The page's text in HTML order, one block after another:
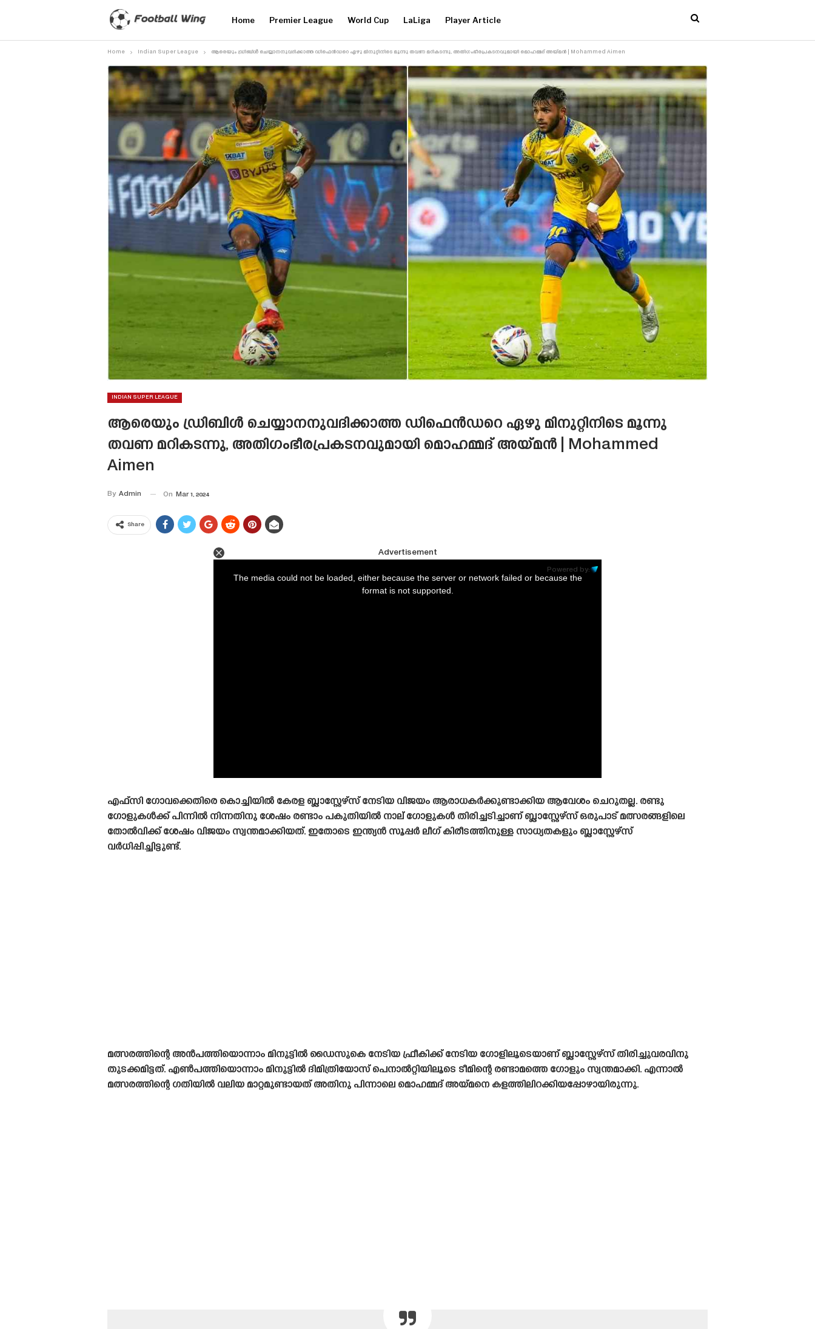
Home Premier League World Cup LaLiga Player Article
Home Indian Super League ആരെയും ഡ്രിബിൾ ചെയ്യാനനുവദിക്കാത്ത ഡിഫെൻഡറെ ഏഴു മിനുറ്റിനിടെ മൂന്നു തവണ മറികടന്നു, അതിഗംഭീരപ്രകടനവുമായി മൊഹമ്മദ് അയ്‌മൻ | Mohammed Aimen
INDIAN SUPER LEAGUE
ആരെയും ഡ്രിബിൾ ചെയ്യാനനുവദിക്കാത്ത ഡിഫെൻഡറെ ഏഴു മിനുറ്റിനിടെ മൂന്നു
തവണ മറികടന്നു, അതിഗംഭീരപ്രകടനവുമായി മൊഹമ്മദ് അയ്‌മൻ | Mohammed
Aimen
By Admin On Mar 1, 2024
Share
Advertisement
Powered by:
The media could not be loaded, either because the server or network failed or because the
format is not supported.
എഫ്‌സി ഗോവക്കെതിരെ കൊച്ചിയിൽ കേരള ബ്ലാസ്റ്റേഴ്‌സ് നേടിയ വിജയം ആരാധകർക്കുണ്ടാക്കിയ ആവേശം ചെറുതല്ല. രണ്ടു
ഗോളുകൾക്ക് പിന്നിൽ നിന്നതിനു ശേഷം രണ്ടാം പകുതിയിൽ നാല് ഗോളുകൾ തിരിച്ചടിച്ചാണ് ബ്ലാസ്റ്റേഴ്‌സ് ഒരുപാട് മത്സരങ്ങളിലെ
തോൽവിക്ക് ശേഷം വിജയം സ്വന്തമാക്കിയത്. ഇതോടെ ഇന്ത്യൻ സൂപ്പർ ലീഗ് കിരീടത്തിനുള്ള സാധ്യതകളും ബ്ലാസ്റ്റേഴ്‌സ്
വർധിപ്പിച്ചിട്ടുണ്ട്.
മത്സരത്തിന്റെ അൻപത്തിയൊന്നാം മിനുട്ടിൽ ഡൈസുകെ നേടിയ ഫ്രീകിക്ക് നേടിയ ഗോളിലൂടെയാണ് ബ്ലാസ്റ്റേഴ്‌സ് തിരിച്ചുവരവിനു
തുടക്കമിട്ടത്. എൺപത്തിയൊന്നാം മിനുട്ടിൽ ദിമിത്രിയോസ് പെനാൽറ്റിയിലൂടെ ടീമിന്റെ രണ്ടാമത്തെ ഗോളും സ്വന്തമാക്കി. എന്നാൽ
മത്സരത്തിന്റെ ഗതിയിൽ വലിയ മാറ്റമുണ്ടായത് അതിനു പിന്നാലെ മൊഹമ്മദ് അയ്‌മനെ കളത്തിലിറക്കിയപ്പോഴായിരുന്നു.